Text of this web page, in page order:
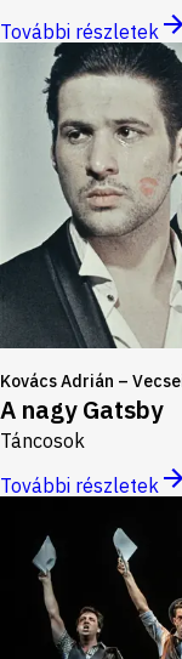
További részletek
Kovács Adrián –
A nagy Gatsby
Táncosok
További részletek